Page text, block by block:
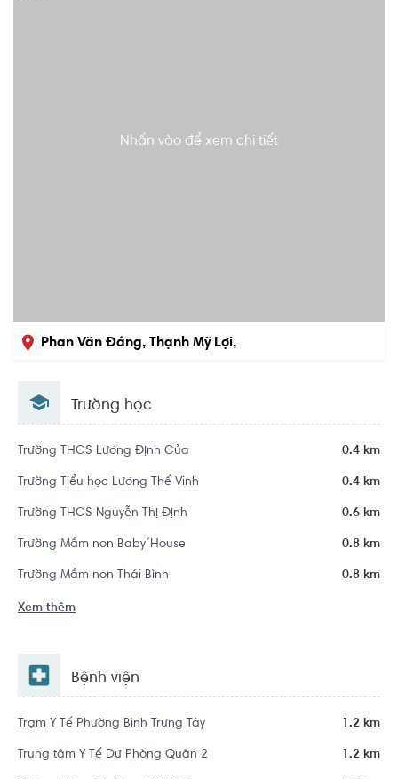
Nhấn vào để xem chi tiết
Phan Văn Đáng, Thạnh Mỹ Lợi,
Trường học
Trường THCS Lương Định Của 0.4 km
Trường Tiểu học Lương Thế Vinh 0.4 km
Trường THCS Nguyễn Thị Định 0.6 km
Trường Mầm non Baby´House 0.8 km
Trường Mầm non Thái Bình 0.8 km
Xem thêm
Bệnh viện
Trạm Y Tế Phường Bình Trưng Tây 1.2 km
Trung tâm Y Tế Dự Phòng Quận 2 1.2 km